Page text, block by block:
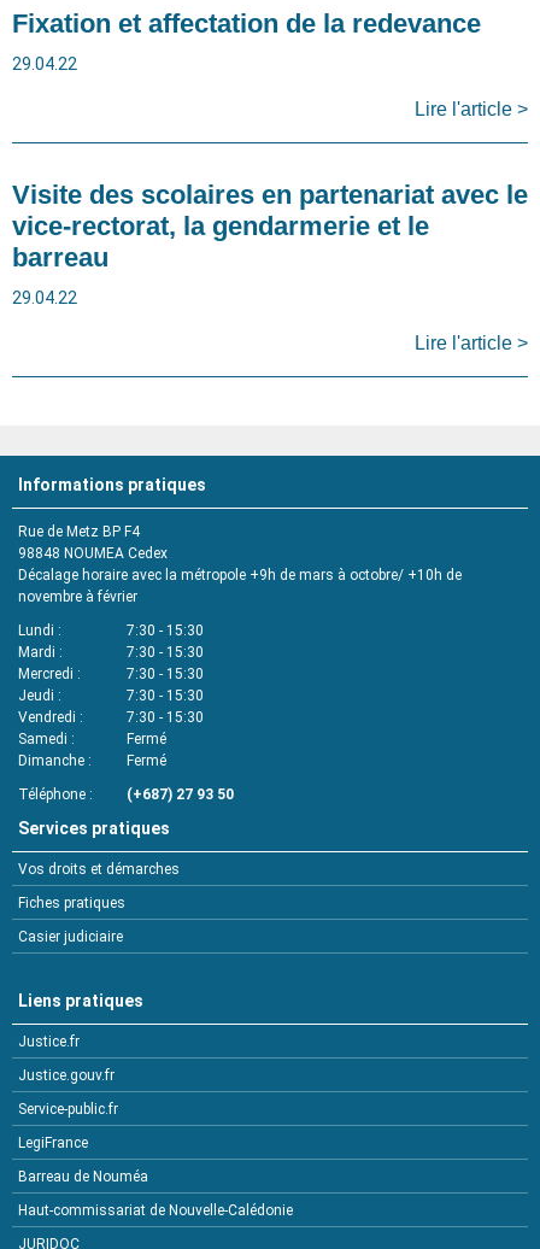
Fixation et affectation de la redevance
29.04.22
Lire l'article >
Visite des scolaires en partenariat avec le
vice-rectorat, la gendarmerie et le
barreau
29.04.22
Lire l'article >
Informations pratiques
Rue de Metz BP F4
98848 NOUMEA Cedex
Décalage horaire avec la métropole +9h de mars à octobre/ +10h de
novembre à février
Lundi
7:30 - 15:30
Mardi
7:30 - 15:30
Mercredi
7:30 - 15:30
Jeudi
7:30 - 15:30
Vendredi
7:30 - 15:30
Samedi
Fermé
Dimanche
Fermé
Téléphone
(+687) 27 93 50
Services pratiques
Vos droits et démarches
Fiches pratiques
Casier judiciaire
Liens pratiques
Justice.fr
Justice.gouv.fr
Service-public.fr
LegiFrance
Barreau de Nouméa
Haut-commissariat de Nouvelle-Calédonie
JURIDOC